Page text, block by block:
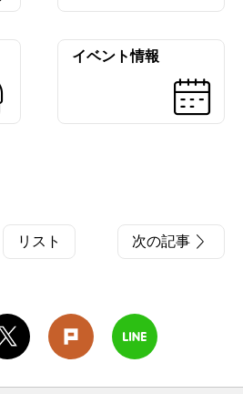
イベント情報
リスト 次の記事